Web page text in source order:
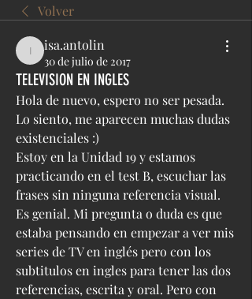
Volver
isa.antolin
isa.antolin
30 de julio de 2017
TELEVISION EN INGLES
Hola de nuevo, espero no ser pesada.
Lo siento, me aparecen muchas dudas
existenciales :)
Estoy en la Unidad 19 y estamos
practicando en el test B, escuchar las
frases sin ninguna referencia visual.
Es genial. Mi pregunta o duda es que
estaba pensando en empezar a ver mis
series de TV en inglés pero con los
subtitulos en ingles para tener las dos
referencias, escrita y oral. Pero con